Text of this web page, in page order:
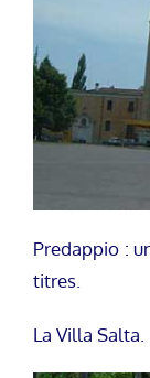
Predappio :
titres.
La Villa Salta.